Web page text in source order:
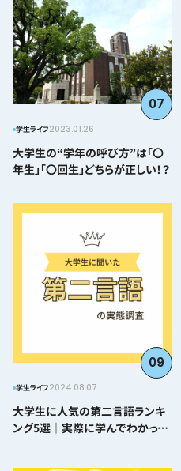
07
学生ライフ2023.01.26
大学生の“学年の呼び方”は「〇
年生」「〇回生」どちらが正しい！？
09
学生ライフ2024.08.07
大学生に人気の第二言語ランキ
ング5選｜実際に学んでわかった